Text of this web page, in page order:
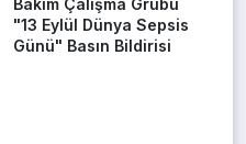
Bakım Çalışma Grubu
"13 Eylül Dünya Sepsis
Günü" Basın Bildirisi